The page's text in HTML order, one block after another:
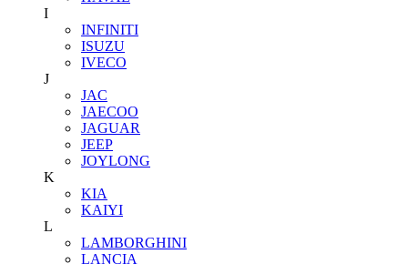
I
INFINITI
ISUZU
IVECO
J
JAC
JAECOO
JAGUAR
JEEP
JOYLONG
K
KIA
KAIYI
L
LAMBORGHINI
LANCIA